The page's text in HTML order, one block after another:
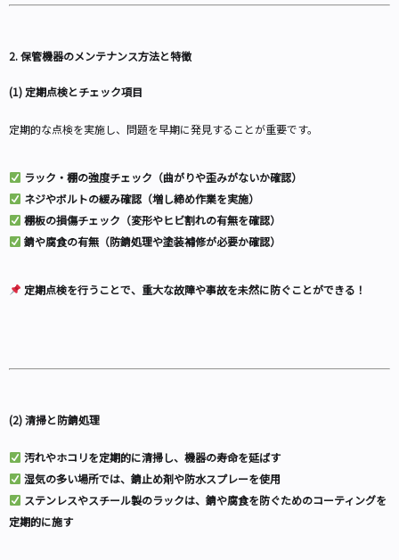
2. 保管機器のメンテナンス方法と特徴
(1) 定期点検とチェック項目
定期的な点検を実施し、問題を早期に発見することが重要です。
ラック・棚の強度チェック（曲がりや歪みがないか確認）
ネジやボルトの緩み確認（増し締め作業を実施）
棚板の損傷チェック（変形やヒビ割れの有無を確認）
錆や腐食の有無（防錆処理や塗装補修が必要か確認）
定期点検を行うことで、重大な故障や事故を未然に防ぐことができる！
(2) 清掃と防錆処理
汚れやホコリを定期的に清掃し、機器の寿命を延ばす
湿気の多い場所では、錆止め剤や防水スプレーを使用
ステンレスやスチール製のラックは、錆や腐食を防ぐためのコーティングを
定期的に施す